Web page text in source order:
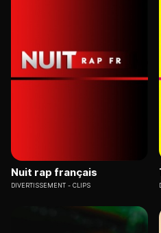
Nuit rap français
DIVERTISSEMENT CLIPS